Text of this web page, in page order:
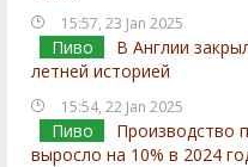
15:57, 23 Jan 2025
Пиво
В Англии
летней историей
15:54, 22 Jan 2025
Пиво
Производство
выросло на 10% в 2024